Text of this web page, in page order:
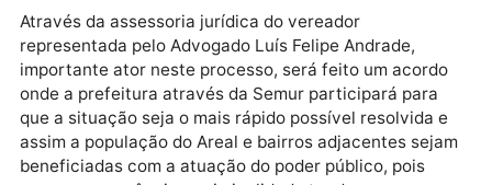
serviços que já se encontram na fase final e a
é que nesta próxima semana se concluam os
com a poda das arvores”, explica o coordenador.
Demanda Judicial